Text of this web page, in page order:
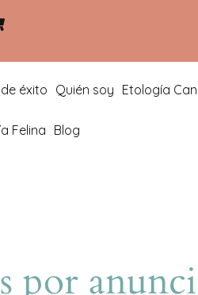
éxito Quién soy Etología
Felina Blog
por